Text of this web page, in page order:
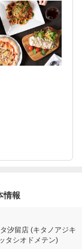
情報
汐留店 (キタノアジキ
タシオドメテン)